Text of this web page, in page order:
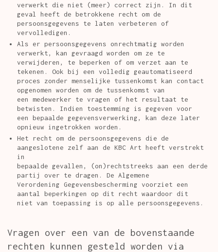
verwerkt die niet (meer) correct zijn. In dit
geval heeft de betrokkene recht om de
persoonsgegevens te laten verbeteren of
vervolledigen.
Als er persoonsgegevens onrechtmatig worden
verwerkt, kan gevraagd worden om ze te
verwijderen, te beperken of om verzet aan te
tekenen. Ook bij een volledig geautomatiseerd
proces zonder menselijke tussenkomst kan contact
opgenomen worden om de tussenkomst van
een medewerker te vragen of het resultaat te
betwisten. Indien toestemming is gegeven voor
een bepaalde gegevensverwerking, kan deze later
opnieuw ingetrokken worden.
Het recht om de persoonsgegevens die de
aangeslotene zelf aan de KBC Art heeft verstrekt
in
bepaalde gevallen, (on)rechtstreeks aan een derde
partij over te dragen. De Algemene
Verordening Gegevensbescherming voorziet een
aantal beperkingen op dit recht waardoor dit
niet van toepassing is op alle persoonsgegevens.
Vragen over een van de bovenstaande
rechten kunnen gesteld worden via